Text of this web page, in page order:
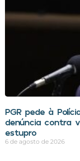
PGR pede à
denúncia contra
estupro
6 de agosto de 2026